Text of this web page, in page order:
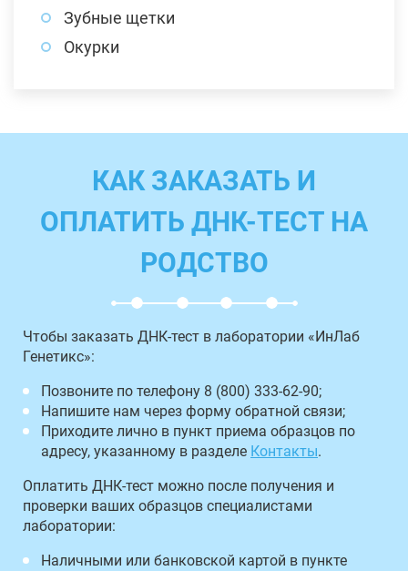
Зубные щетки
Окурки
КАК ЗАКАЗАТЬ И
ОПЛАТИТЬ ДНК-ТЕСТ НА
РОДСТВО
Чтобы заказать ДНК-тест в лаборатории «ИнЛаб
Генетикс»:
Позвоните по телефону 8 (800) 333-62-90;
Напишите нам через форму обратной связи;
Приходите лично в пункт приема образцов по
адресу, указанному в разделе Контакты.
Оплатить ДНК-тест можно после получения и
проверки ваших образцов специалистами
лаборатории:
Наличными или банковской картой в пункте